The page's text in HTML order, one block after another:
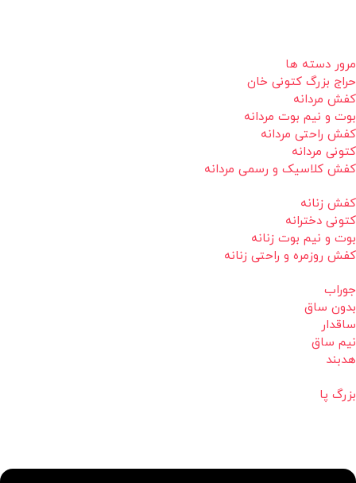
مرور دسته ها
حراج بزرگ کتونی خان
کفش مردانه
بوت و نیم بوت مردانه
کفش راحتی مردانه
کتونی مردانه
کفش کلاسیک و رسمی مردانه
کفش زنانه
کتونی دخترانه
بوت و نیم بوت زنانه
کفش روزمره و راحتی زنانه
جوراب
بدون ساق
ساقدار
نیم ساق
هدبند
بزرگ پا